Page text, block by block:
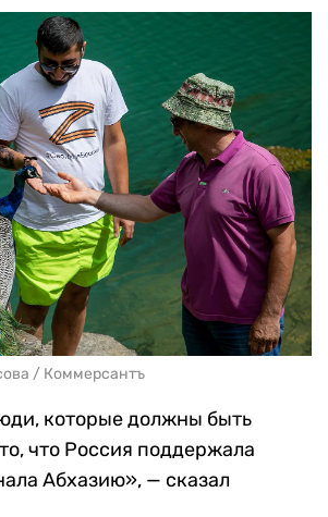
/ Коммерсантъ
которые должны быть
что Россия поддержала
Абхазию», — сказал